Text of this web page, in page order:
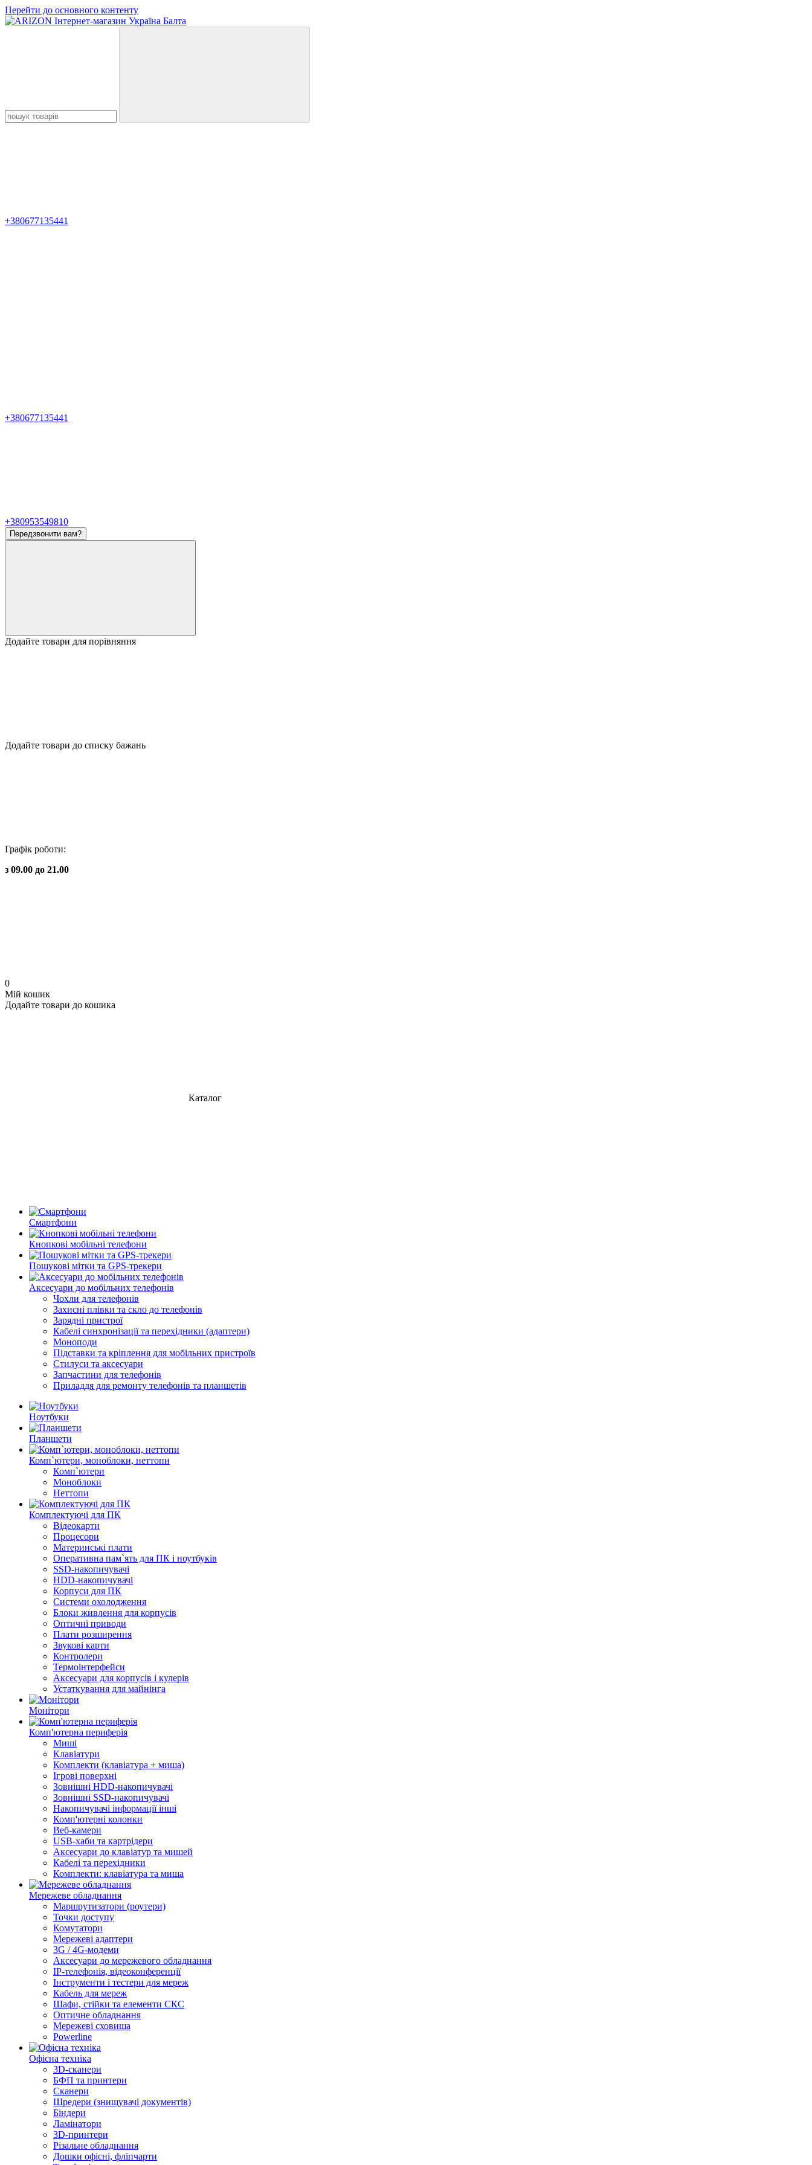
Перейти до основного контенту
+380677135441
+380677135441
+380953549810
Передзвонити вам?
Додайте товари для порівняння
Додайте товари до списку бажань
Графік роботи:
з 09.00 до 21.00
0
Мій кошик
Додайте товари до кошика
Каталог
Смартфони
Кнопкові мобільні телефони
Пошукові мітки та GPS-трекери
Аксесуари до мобільних телефонів
Чохли для телефонів
Захисні плівки та скло до телефонів
Зарядні пристрої
Кабелі синхронізації та перехідники (адаптери)
Моноподи
Підставки та кріплення для мобільних пристроїв
Стилуси та аксесуари
Запчастини для телефонів
Приладдя для ремонту телефонів та планшетів
Ноутбуки
Планшети
Комп`ютери, моноблоки, неттопи
Комп`ютери
Моноблоки
Неттопи
Комплектуючі для ПК
Відеокарти
Процесори
Материнські плати
Оперативна пам`ять для ПК і ноутбуків
SSD-накопичувачі
HDD-накопичувачі
Корпуси для ПК
Системи охолодження
Блоки живлення для корпусів
Оптичні приводи
Плати розширення
Звукові карти
Контролери
Термоінтерфейси
Аксесуари для корпусів і кулерів
Устаткування для майнінга
Монітори
Комп'ютерна периферія
Миші
Клавіатури
Комплекти (клавіатура + миша)
Ігрові поверхні
Зовнішні HDD-накопичувачі
Зовнішні SSD-накопичувачі
Накопичувачі інформації інші
Комп'ютерні колонки
Веб-камери
USB-хаби та картрідери
Аксесуари до клавіатур та мишей
Кабелі та перехідники
Комплекти: клавіатура та миша
Мережеве обладнання
Маршрутизатори (роутери)
Точки доступу
Комутатори
Мережеві адаптери
3G / 4G-модеми
Аксесуари до мережевого обладнання
IP-телефонія, відеоконференції
Інструменти і тестери для мереж
Кабель для мереж
Шафи, стійки та елементи СКС
Оптичне обладнання
Мережеві сховища
Powerline
Офісна техніка
3D-сканери
БФП та принтери
Сканери
Шредери (знищувачі документів)
Біндери
Ламінатори
3D-принтери
Різальне обладнання
Дошки офісні, фліпчарти